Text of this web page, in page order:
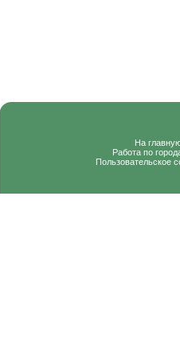
На
Работа по
Пользовательское